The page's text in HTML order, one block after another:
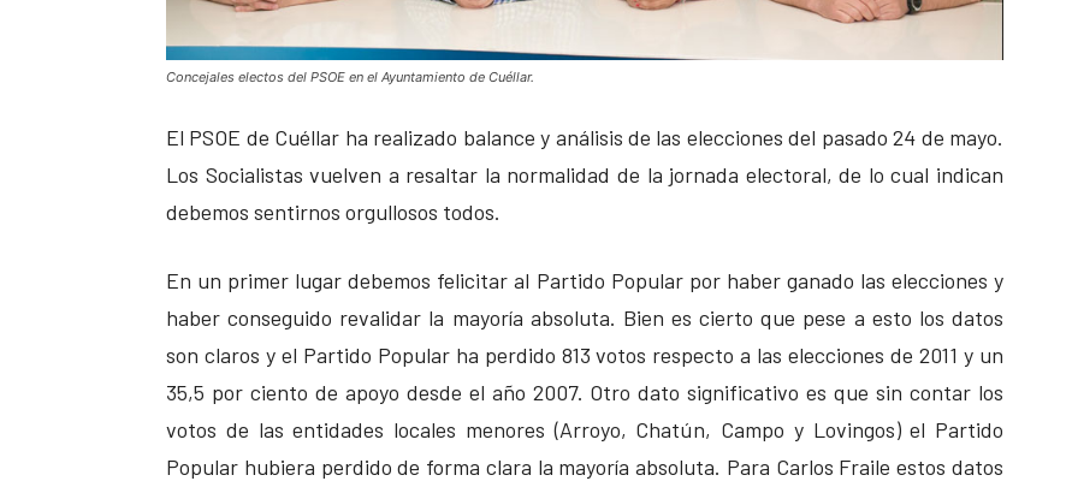
Concejales electos del PSOE en el Ayuntamiento de Cuéllar.
El PSOE de Cuéllar ha realizado balance y análisis de las elecciones del pasado 24 de mayo.
Los Socialistas vuelven a resaltar la normalidad de la jornada electoral, de lo cual indican
debemos sentirnos orgullosos todos.
En un primer lugar debemos felicitar al Partido Popular por haber ganado las elecciones y
haber conseguido revalidar la mayoría absoluta. Bien es cierto que pese a esto los datos
son claros y el Partido Popular ha perdido 813 votos respecto a las elecciones de 2011 y un
35,5 por ciento de apoyo desde el año 2007. Otro dato significativo es que sin contar los
votos de las entidades locales menores (Arroyo, Chatún, Campo y Lovingos) el Partido
Popular hubiera perdido de forma clara la mayoría absoluta. Para Carlos Fraile estos datos